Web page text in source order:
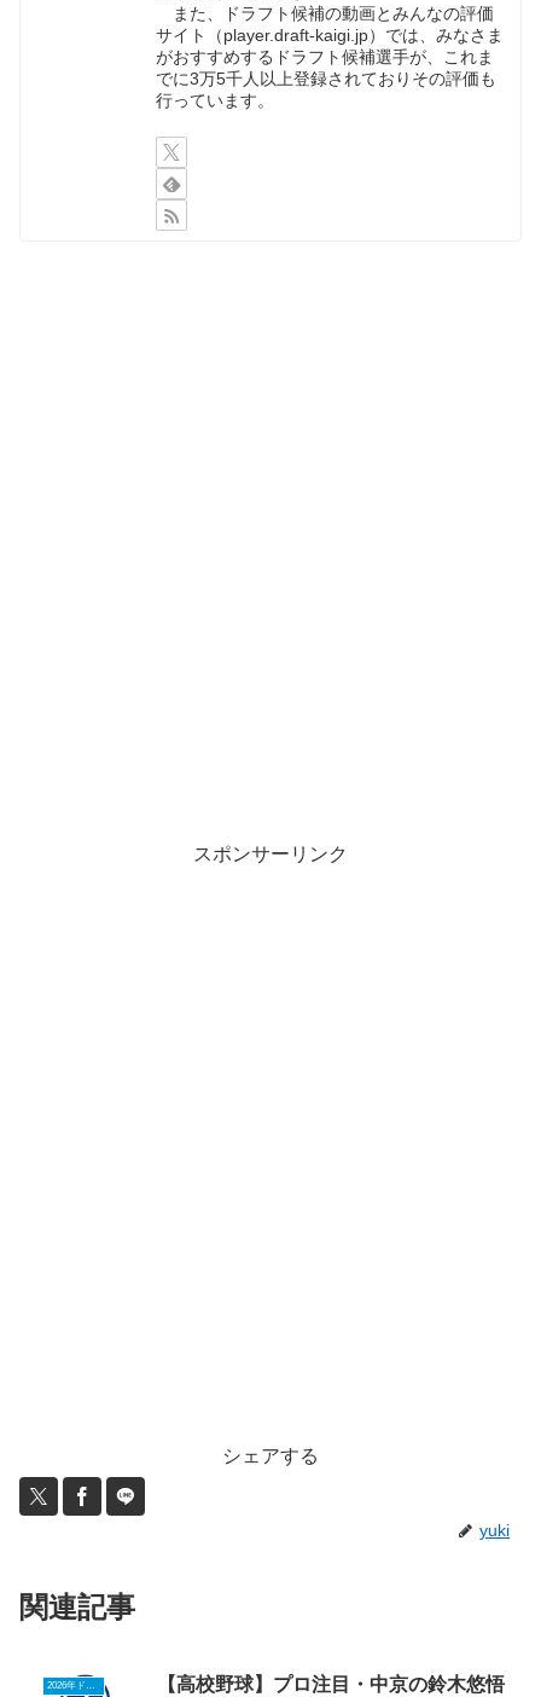
また、ドラフト候補の動画とみんなの評価
サイト（player.draft-kaigi.jp）では、みなさま
がおすすめするドラフト候補選手が、これま
でに3万5千人以上登録されておりその評価も
行っています。
スポンサーリンク
シェアする
yuki
関連記事
【高校野球】プロ注目・中京の鈴木悠悟